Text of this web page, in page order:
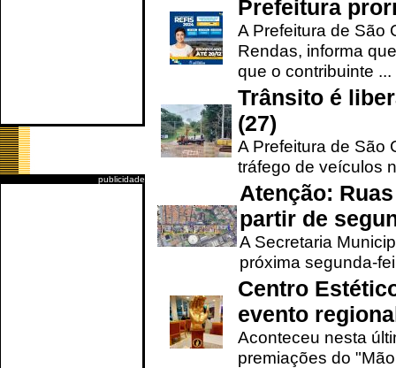
publicidade
Prefeitura
A Prefeitura de São
Rendas, informa
que o contribuinte ...
Trânsito é
(27)
A Prefeitura de São
tráfego de veículos
Atenção:
partir de
A Secretaria
próxima segunda-
Centro
evento
Aconteceu nesta
premiações do